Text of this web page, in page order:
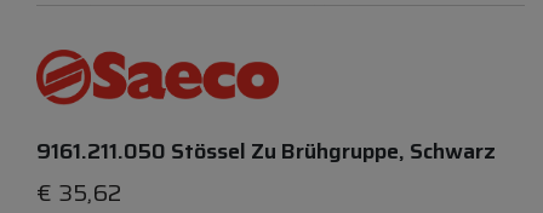
9161.211.050 Stössel Zu Brühgruppe, Schwarz
€ 35,62